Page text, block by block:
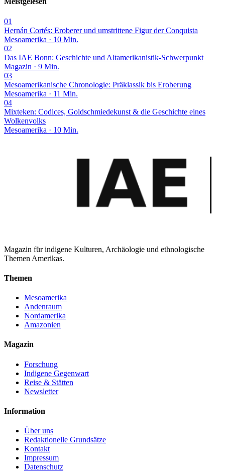
01
Hernán Cortés: Eroberer und umstrittene Figur der Conquista
Mesoamerika · 10 Min.
02
Das IAE Bonn: Geschichte und Altamerikanistik-Schwerpunkt
Magazin · 9 Min.
03
Mesoamerikanische Chronologie: Präklassik bis Eroberung
Mesoamerika · 11 Min.
04
Mixteken: Codices, Goldschmiedekunst & die Geschichte eines
Wolkenvolks
Mesoamerika · 10 Min.
Magazin für indigene Kulturen, Archäologie und ethnologische
Themen Amerikas.
Themen
Mesoamerika
Andenraum
Nordamerika
Amazonien
Magazin
Forschung
Indigene Gegenwart
Reise & Stätten
Newsletter
Information
Über uns
Redaktionelle Grundsätze
Kontakt
Impressum
Datenschutz